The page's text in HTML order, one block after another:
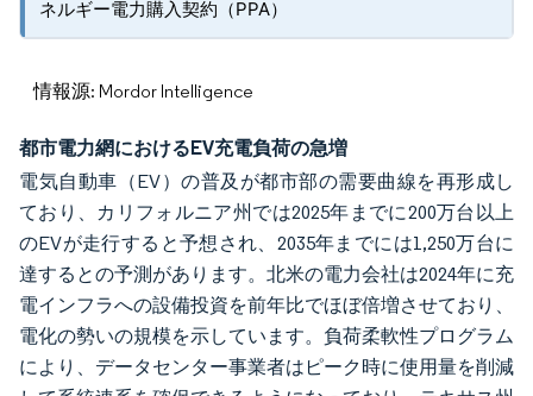
ネルギー電力購入契約（PPA）
情報源: Mordor Intelligence
都市電力網におけるEV充電負荷の急増
電気自動車（EV）の普及が都市部の需要曲線を再形成し
ており、カリフォルニア州では2025年までに200万台以上
のEVが走行すると予想され、2035年までには1,250万台に
達するとの予測があります。北米の電力会社は2024年に充
電インフラへの設備投資を前年比でほぼ倍増させており、
電化の勢いの規模を示しています。負荷柔軟性プログラム
により、データセンター事業者はピーク時に使用量を削減